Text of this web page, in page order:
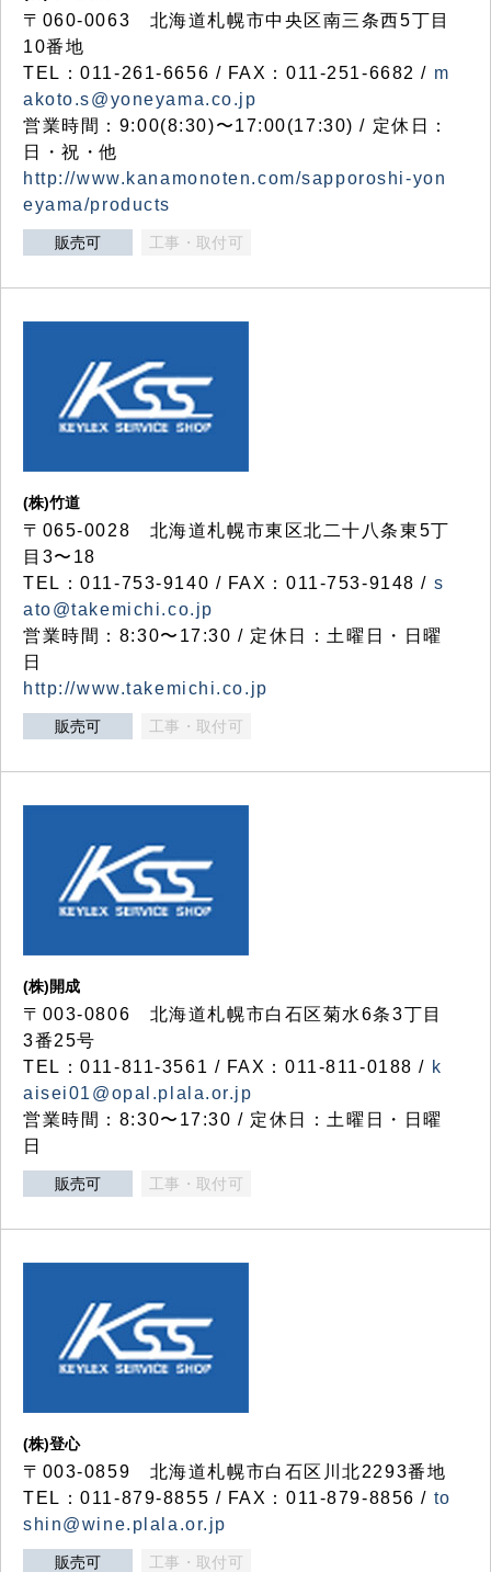
〒060-0063 北海道札幌市中央区南三条西5丁目
10番地
TEL：011-261-6656 / FAX：011-251-6682 / m
akoto.s@yoneyama.co.jp
営業時間：9:00(8:30)〜17:00(17:30) / 定休日：
日・祝・他
http://www.kanamonoten.com/sapporoshi-yon
eyama/products
販売可 工事・取付可
(株)竹道
〒065-0028 北海道札幌市東区北二十八条東5丁
目3〜18
TEL：011-753-9140 / FAX：011-753-9148 / s
ato@takemichi.co.jp
営業時間：8:30〜17:30 / 定休日：土曜日・日曜
日
http://www.takemichi.co.jp
販売可 工事・取付可
(株)開成
〒003-0806 北海道札幌市白石区菊水6条3丁目
3番25号
TEL：011-811-3561 / FAX：011-811-0188 / k
aisei01@opal.plala.or.jp
営業時間：8:30〜17:30 / 定休日：土曜日・日曜
日
販売可 工事・取付可
(株)登心
〒003-0859 北海道札幌市白石区川北2293番地
TEL：011-879-8855 / FAX：011-879-8856 / to
shin@wine.plala.or.jp
販売可 工事・取付可